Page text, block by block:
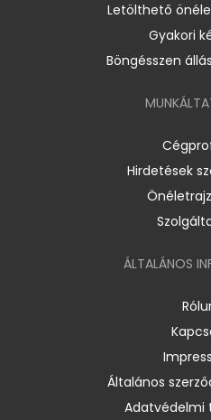
Letölthető
Gyakori
Böngésszen
Hirdetések
ÁLTALÁNOS
Általános
Adatvédelmi